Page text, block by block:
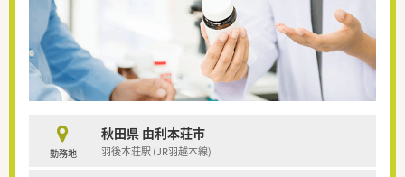
勤務地
秋田県 由利本荘市
羽後本荘駅 (JR羽越本線)